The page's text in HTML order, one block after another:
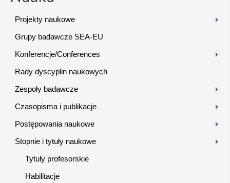
Projekty naukowe
Grupy badawcze SEA-EU
Konferencje/Conferences
Rady dyscyplin naukowych
Zespoły badawcze
Czasopisma i publikacje
Postępowania naukowe
Stopnie i tytuły naukowe
Tytuły profesorskie
Habilitacje